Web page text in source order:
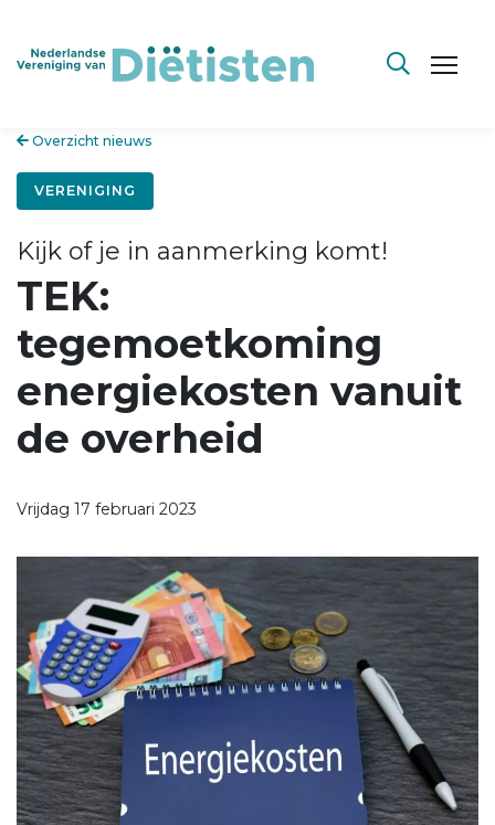
Overzicht nieuws
VERENIGING
Kijk of je in aanmerking komt!
TEK:
tegemoetkoming
energiekosten vanuit
de overheid
Vrijdag 17 februari 2023